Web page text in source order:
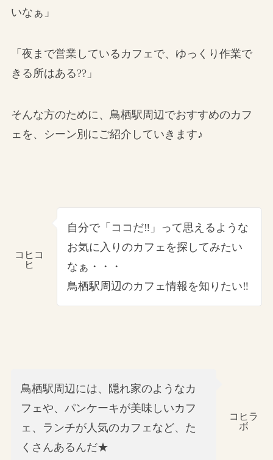
いなぁ」
「夜まで営業しているカフェで、ゆっくり作業で
きる所はある??」
そんな方のために、鳥栖駅周辺でおすすめのカフ
ェを、シーン別にご紹介していきます♪
コヒコ
ヒ
自分で「ココだ‼」って思えるような
お気に入りのカフェを探してみたい
なぁ・・・
鳥栖駅周辺のカフェ情報を知りたい‼
コヒラ
ボ
鳥栖駅周辺には、隠れ家のようなカ
フェや、パンケーキが美味しいカフ
ェ、ランチが人気のカフェなど、た
くさんあるんだ★